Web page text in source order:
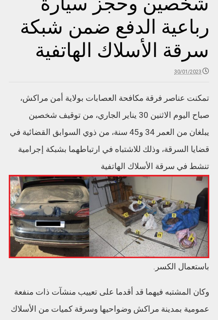
رباعية الدفع ضمن شبكة
سرقة الأسلاك الهاتفية
30/01/2023
تمكنت عناصر فرقة مكافحة العصابات بولاية أمن مراكش،
صباح اليوم الاثنين 30 يناير الجاري، من توقيف شخصين
يبلغان من العمر 34 و45 سنة، من ذوي السوابق القضائية في
قضايا السرقة، وذلك للاشتباه في ارتباطهما بشبكة إجرامية
تنشط في سرقة الأسلاك الهاتفية
باستعمال الكسر.
وكان المشتبه فيهما قد أقدما على تعييب منشآت ذات منفعة
عمومية بمدينة مراكش وضواحيها وسرقة كميات من الأسلاك